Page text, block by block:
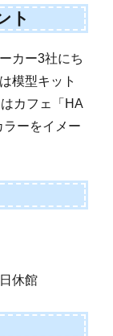
ト
カー3社にち
模型キット
カフェ「HA
ーをイメー
休館